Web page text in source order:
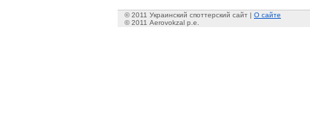
© 2011 Украинский споттерский сайт | О сайте
© 2011 Aerovokzal p.e.